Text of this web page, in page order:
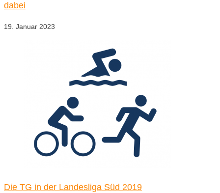
dabei
19. Januar 2023
Die TG in der Landesliga Süd 2019